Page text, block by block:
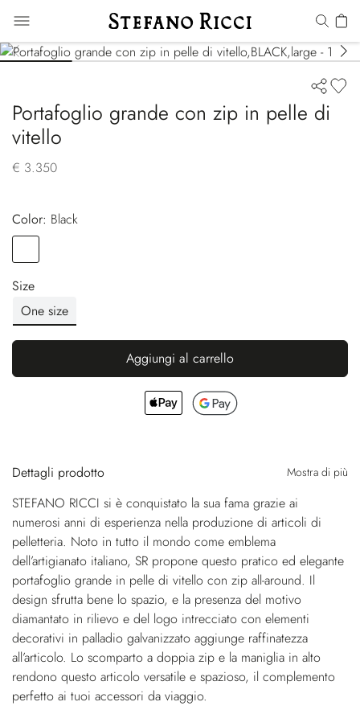
Portafoglio grande con zip in pelle di
vitello
€ 3.350
Color:
black
Size
One size
Aggiungi al carrello
Dettagli prodotto Mostra di più
STEFANO RICCI si è conquistato la sua fama grazie ai
numerosi anni di esperienza nella produzione di articoli di
pelletteria. Noto in tutto il mondo come emblema
dell’artigianato italiano, SR propone questo pratico ed elegante
portafoglio grande in pelle di vitello con zip all-around. Il
design sfrutta bene lo spazio, e la presenza del motivo
diamantato in rilievo e del logo intrecciato con elementi
decorativi in palladio galvanizzato aggiunge raffinatezza
all’articolo. Lo scomparto a doppia zip e la maniglia in alto
rendono questo articolo versatile e spazioso, il complemento
perfetto ai tuoi accessori da viaggio.